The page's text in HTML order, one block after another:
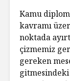
Kamu
kavramı
noktada
çizmemiz
gereken